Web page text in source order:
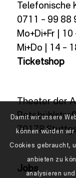
0711 – 99 88
Mo+Di+Fr | 10
Mi+Do | 14 –
Ticketshop
Theater der
70178
Jobs
Damit wir unsere
können würden
Cookies gebraucht,
anbieten zu
analysieren